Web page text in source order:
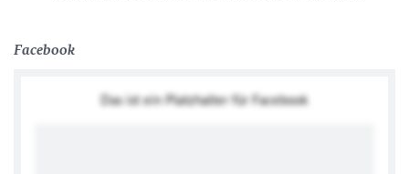
Facebook
Das ist ein Platzhalter für Facebook